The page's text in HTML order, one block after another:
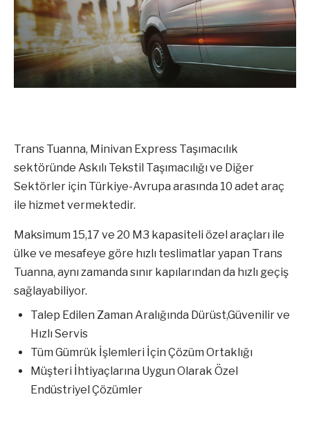
Trans Tuanna, Minivan Express Taşımacılık
sektöründe Askılı Tekstil Taşımacılığı ve Diğer
Sektörler için Türkiye-Avrupa arasında 10 adet araç
ile hizmet vermektedir.
Maksimum 15,17 ve 20 M3 kapasiteli özel araçları ile
ülke ve mesafeye göre hızlı teslimatlar yapan Trans
Tuanna, aynı zamanda sınır kapılarından da hızlı geçiş
sağlayabiliyor.
Talep Edilen Zaman Aralığında Dürüst,Güvenilir ve
Hızlı Servis
Tüm Gümrük İşlemleri İçin Çözüm Ortaklığı
Müşteri İhtiyaçlarına Uygun Olarak Özel
Endüstriyel Çözümler